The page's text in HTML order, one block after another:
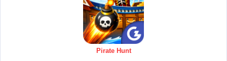
Pirate Hunt